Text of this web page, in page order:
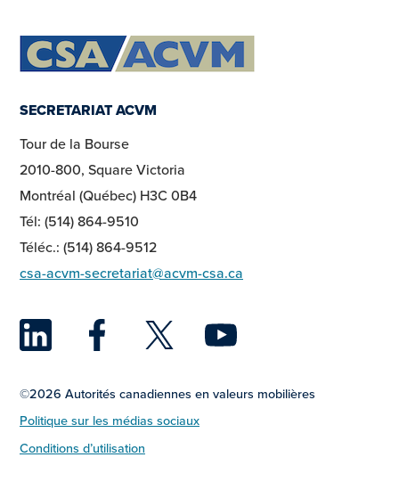
SECRETARIAT ACVM
Tour de la Bourse
2010-800, Square Victoria
Montréal (Québec) H3C 0B4
Tél: (514) 864-9510
Téléc.: (514) 864-9512
csa-acvm-secretariat@acvm-csa.ca
LinkedIn
Facebook
Twitter
©2026 Autorités canadiennes en valeurs mobilières
Politique sur les médias sociaux
Conditions d’utilisation